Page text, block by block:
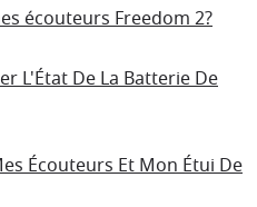
écouteurs Freedom 2?
L'État De La Batterie De
Écouteurs Et Mon Étui De